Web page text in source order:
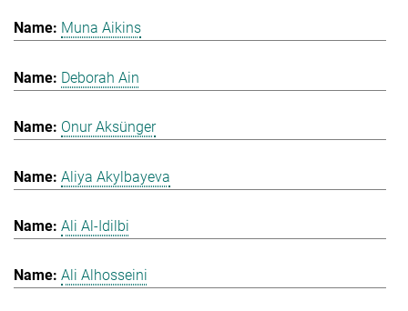
Muna Aikins
Deborah Ain
Onur Aksünger
Aliya Akylbayeva
Ali Al-Idilbi
Ali Alhosseini